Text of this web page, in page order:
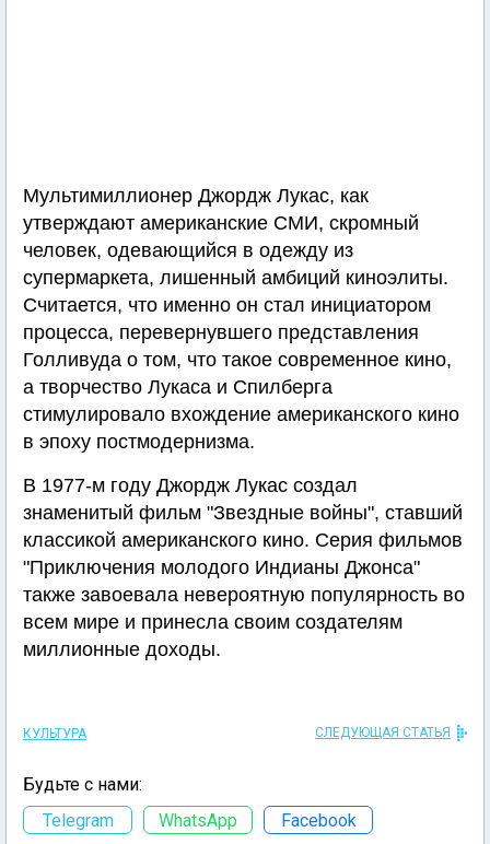
Мультимиллионер Джордж Лукас, как
утверждают американские СМИ, скромный
человек, одевающийся в одежду из
супермаркета, лишенный амбиций киноэлиты.
Считается, что именно он стал инициатором
процесса, перевернувшего представления
Голливуда о том, что такое современное кино,
а творчество Лукаса и Спилберга
стимулировало вхождение американского кино
в эпоху постмодернизма.
В 1977-м году Джордж Лукас создал
знаменитый фильм "Звездные войны", ставший
классикой американского кино. Серия фильмов
"Приключения молодого Индианы Джонса"
также завоевала невероятную популярность во
всем мире и принесла своим создателям
миллионные доходы.
КУЛЬТУРА СЛЕДУЮЩАЯ СТАТЬЯ
Будьте с нами:
Telegram
WhatsApp Facebook